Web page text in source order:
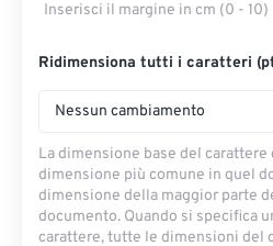
Inserisci il margine in cm (0 - 10)
Ridimensiona tutti i caratteri
Nessun cambiamento
La dimensione base del
dimensione più comune in quel
dimensione della maggior parte
documento. Quando si specifica
carattere, tutte le dimensioni del